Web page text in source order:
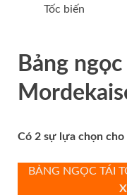
Tốc biến
Bảng
Có 2 sự lựa chọn cho
BẢNG NGỌC TÁI